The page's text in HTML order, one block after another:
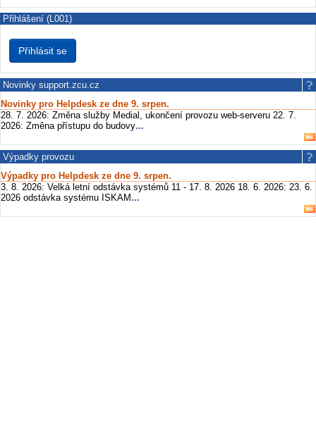
Přihlášení (L001)
Novinky support.zcu.cz
Novinky pro Helpdesk ze dne 9. srpen.
28. 7. 2026: Změna služby Medial, ukončení provozu web-serveru 22. 7.
2026: Změna přístupu do budovy...
Výpadky provozu
Výpadky pro Helpdesk ze dne 9. srpen.
3. 8. 2026: Velká letní odstávka systémů 11 - 17. 8. 2026 18. 6. 2026: 23. 6.
2026 odstávka systému ISKAM...